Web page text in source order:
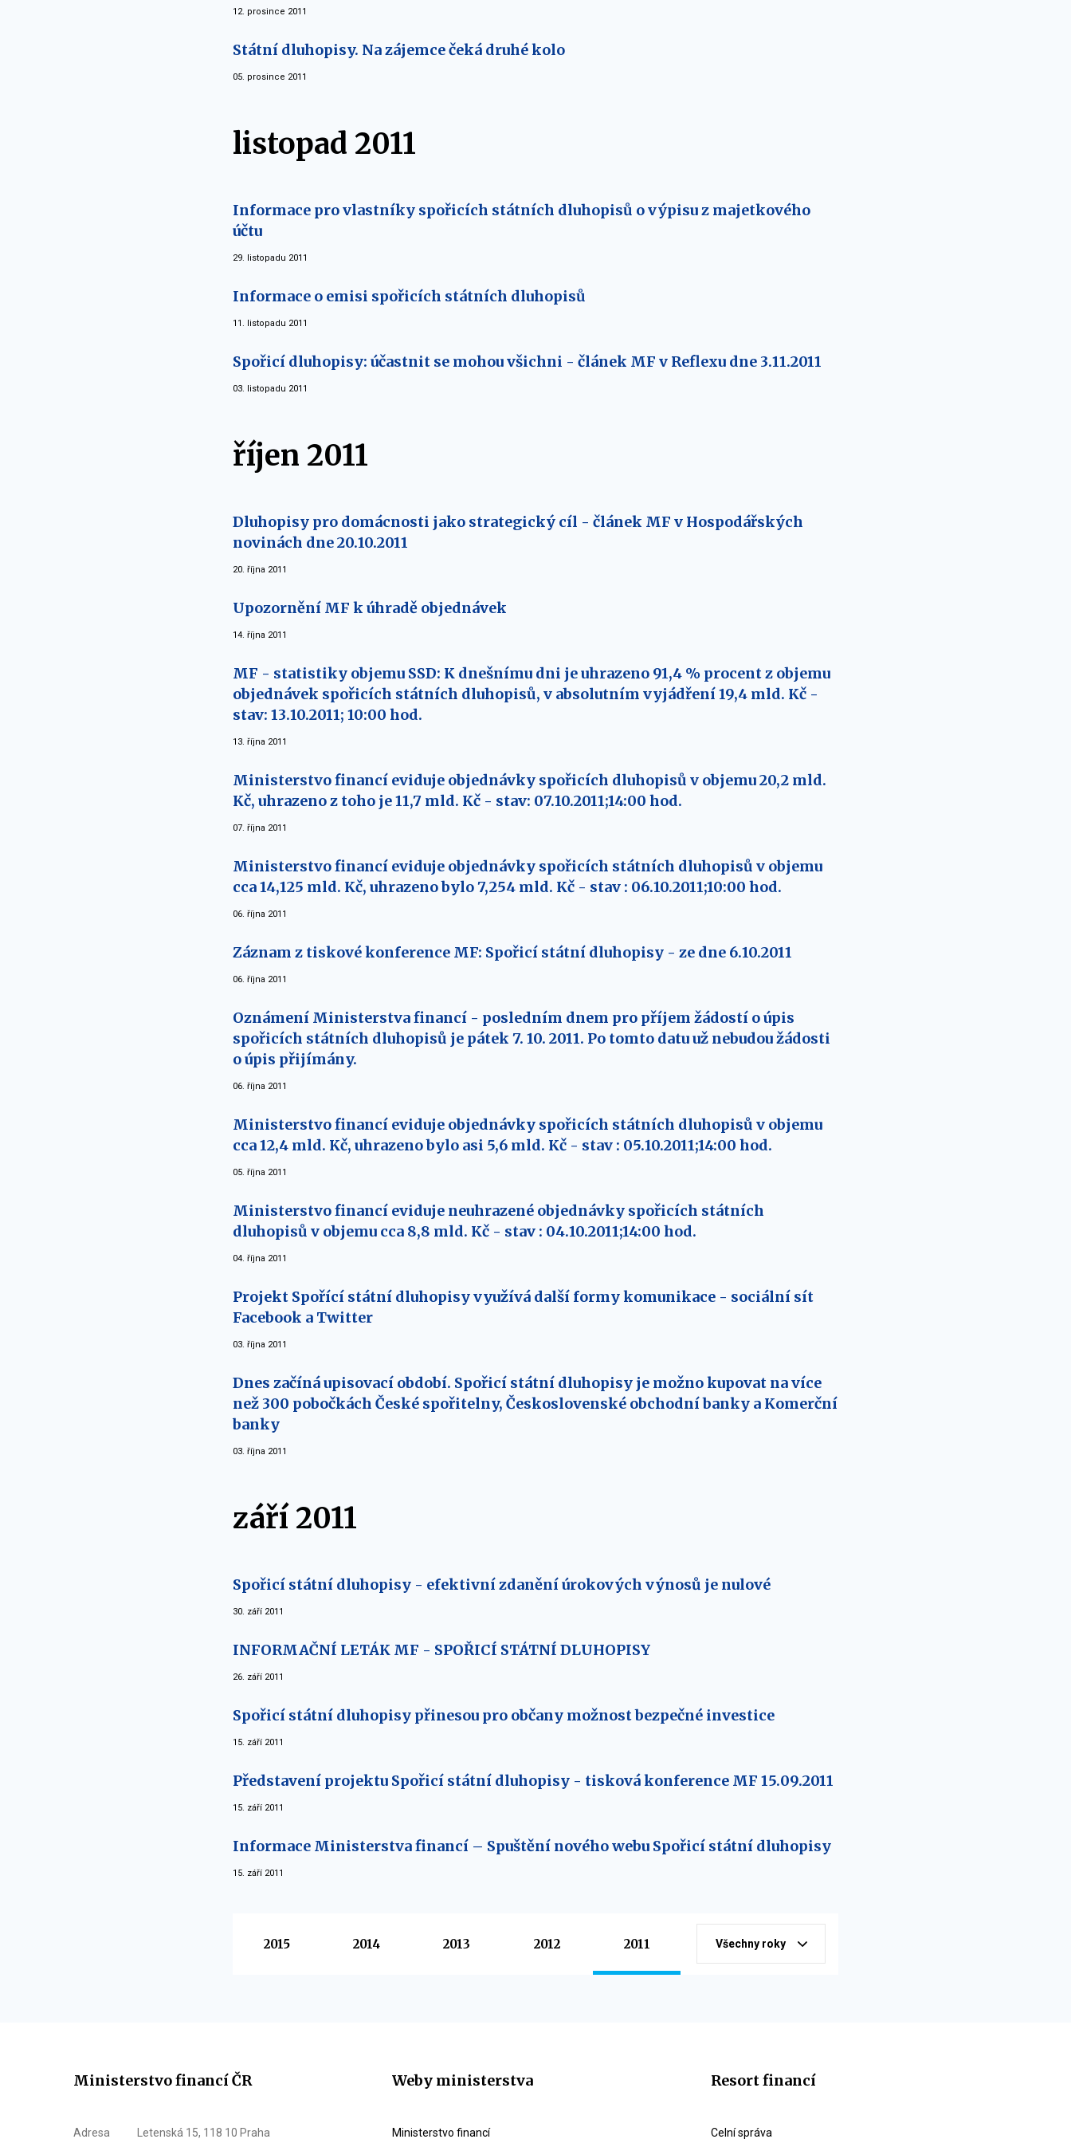
12. prosince 2011
Státní dluhopisy. Na zájemce čeká druhé kolo
05. prosince 2011
listopad 2011
Informace pro vlastníky spořicích státních dluhopisů o výpisu z majetkového
účtu
29. listopadu 2011
Informace o emisi spořicích státních dluhopisů
11. listopadu 2011
Spořicí dluhopisy: účastnit se mohou všichni - článek MF v Reflexu dne 3.11.2011
03. listopadu 2011
říjen 2011
Dluhopisy pro domácnosti jako strategický cíl - článek MF v Hospodářských
novinách dne 20.10.2011
20. října 2011
Upozornění MF k úhradě objednávek
14. října 2011
MF - statistiky objemu SSD: K dnešnímu dni je uhrazeno 91,4 % procent z objemu
objednávek spořicích státních dluhopisů, v absolutním vyjádření 19,4 mld. Kč -
stav: 13.10.2011; 10:00 hod.
13. října 2011
Ministerstvo financí eviduje objednávky spořicích dluhopisů v objemu 20,2 mld.
Kč, uhrazeno z toho je 11,7 mld. Kč - stav: 07.10.2011;14:00 hod.
07. října 2011
Ministerstvo financí eviduje objednávky spořicích státních dluhopisů v objemu
cca 14,125 mld. Kč, uhrazeno bylo 7,254 mld. Kč - stav : 06.10.2011;10:00 hod.
06. října 2011
Záznam z tiskové konference MF: Spořicí státní dluhopisy - ze dne 6.10.2011
06. října 2011
Oznámení Ministerstva financí - posledním dnem pro příjem žádostí o úpis
spořicích státních dluhopisů je pátek 7. 10. 2011. Po tomto datu už nebudou žádosti
o úpis přijímány.
06. října 2011
Ministerstvo financí eviduje objednávky spořicích státních dluhopisů v objemu
cca 12,4 mld. Kč, uhrazeno bylo asi 5,6 mld. Kč - stav : 05.10.2011;14:00 hod.
05. října 2011
Ministerstvo financí eviduje neuhrazené objednávky spořicích státních
dluhopisů v objemu cca 8,8 mld. Kč - stav : 04.10.2011;14:00 hod.
04. října 2011
Projekt Spořící státní dluhopisy využívá další formy komunikace - sociální sít
Facebook a Twitter
03. října 2011
Dnes začíná upisovací období. Spořicí státní dluhopisy je možno kupovat na více
než 300 pobočkách České spořitelny, Československé obchodní banky a Komerční
banky
03. října 2011
září 2011
Spořicí státní dluhopisy - efektivní zdanění úrokových výnosů je nulové
30. září 2011
INFORMAČNÍ LETÁK MF - SPOŘICÍ STÁTNÍ DLUHOPISY
26. září 2011
Spořicí státní dluhopisy přinesou pro občany možnost bezpečné investice
15. září 2011
Představení projektu Spořicí státní dluhopisy - tisková konference MF 15.09.2011
15. září 2011
Informace Ministerstva financí – Spuštění nového webu Spořicí státní dluhopisy
15. září 2011
2015 2014 2013 2012 2011 Všechny roky
Ministerstvo financí ČR
Adresa Letenská 15, 118 10 Praha
Weby ministerstva
Ministerstvo financí
Resort financí
Celní správa